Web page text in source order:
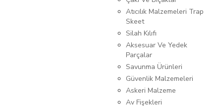
Atıcılık Malzemeleri Trap
Skeet
Silah Kılıfı
Aksesuar Ve Yedek
Parçalar
Savunma Ürünleri
Güvenlik Malzemeleri
Askeri Malzeme
Av Fişekleri